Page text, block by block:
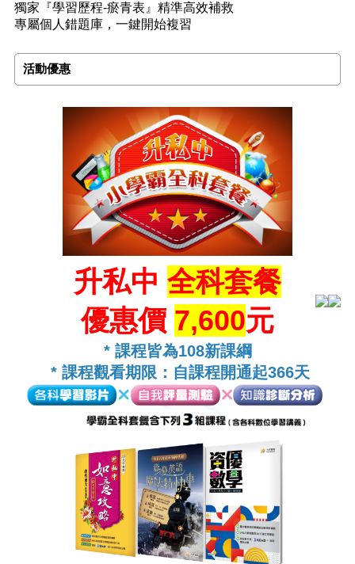
獨家『學習歷程-瘀青表』精準高效補救
專屬個人錯題庫，一鍵開始複習
活動優惠
升私中 全科套餐
優惠價 7,600元
* 課程皆為108新課綱
* 課程觀看期限：自課程開通起366天